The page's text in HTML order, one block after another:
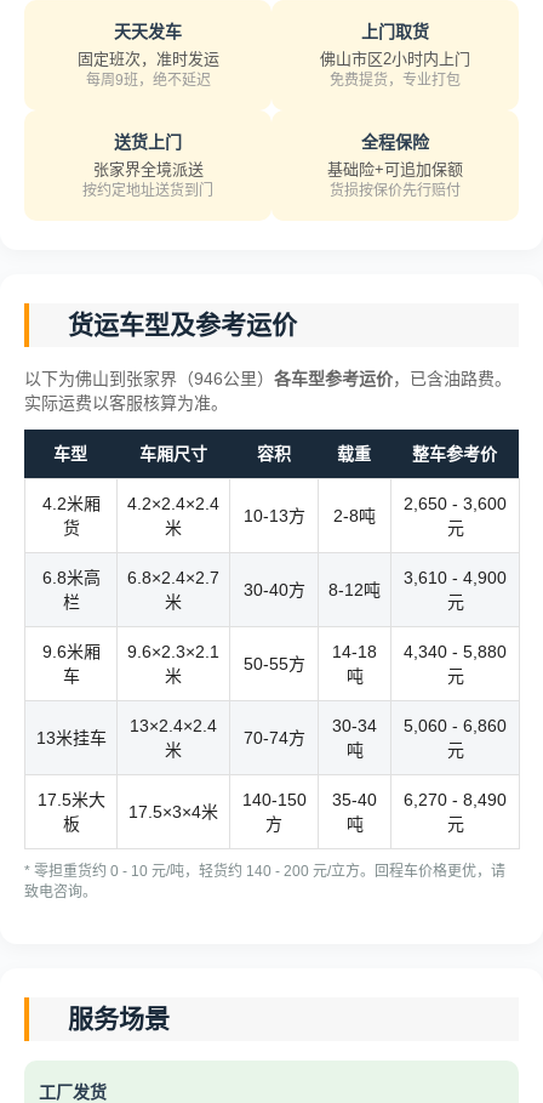
天天发车
固定班次，准时发运
每周9班，绝不延迟
上门取货
佛山市区2小时内上门
免费提货，专业打包
送货上门
张家界全境派送
按约定地址送货到门
全程保险
基础险+可追加保额
货损按保价先行赔付
货运车型及参考运价
以下为佛山到张家界（946公里） 各车型参考运价，已含油路费。
实际运费以客服核算为准。
车型 车厢尺寸 容积 载重 整车参考价
4.2米厢
货
4.2×2.4×2.4
米
10-13方 2-8吨
2,650 - 3,600
元
6.8米高
栏
6.8×2.4×2.7
米
30-40方 8-12吨
3,610 - 4,900
元
9.6米厢
车
9.6×2.3×2.1
米
50-55方
14-18
吨
4,340 - 5,880
元
13米挂车
13×2.4×2.4
米
70-74方
30-34
吨
5,060 - 6,860
元
17.5米大
板
17.5×3×4米
140-150
方
35-40
吨
6,270 - 8,490
元
* 零担重货约 0 - 10 元/吨，轻货约 140 - 200 元/立方。回程车价格更优，请
致电咨询。
服务场景
工厂发货